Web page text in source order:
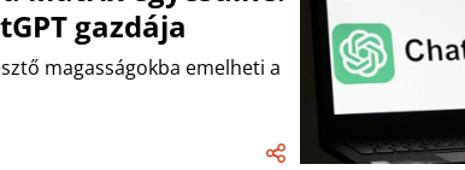
gazdája
magasságokba emelheti a